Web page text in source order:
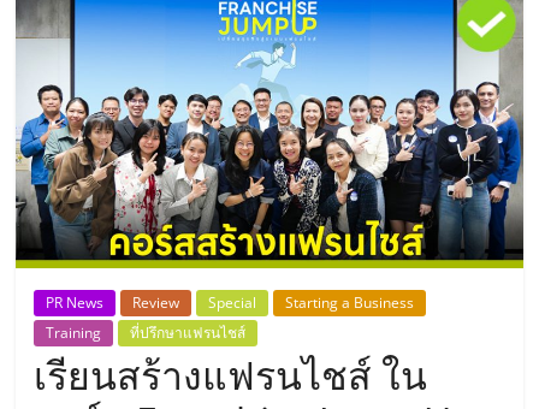
แห่ง
ประเทศไทย,
ThaiSMEsCenter,
รวม
ธุรกิจ
เอ
PR News Review Special
Starting a Business
Training
ที่ปรึกษาแฟรนไชส์
เรียนสร้างแฟรนไชส์ ใน